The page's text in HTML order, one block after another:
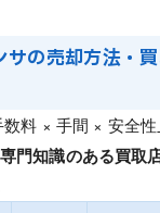
サの売却方法・
数料 × 手間 × 安全
専門知識のある買取